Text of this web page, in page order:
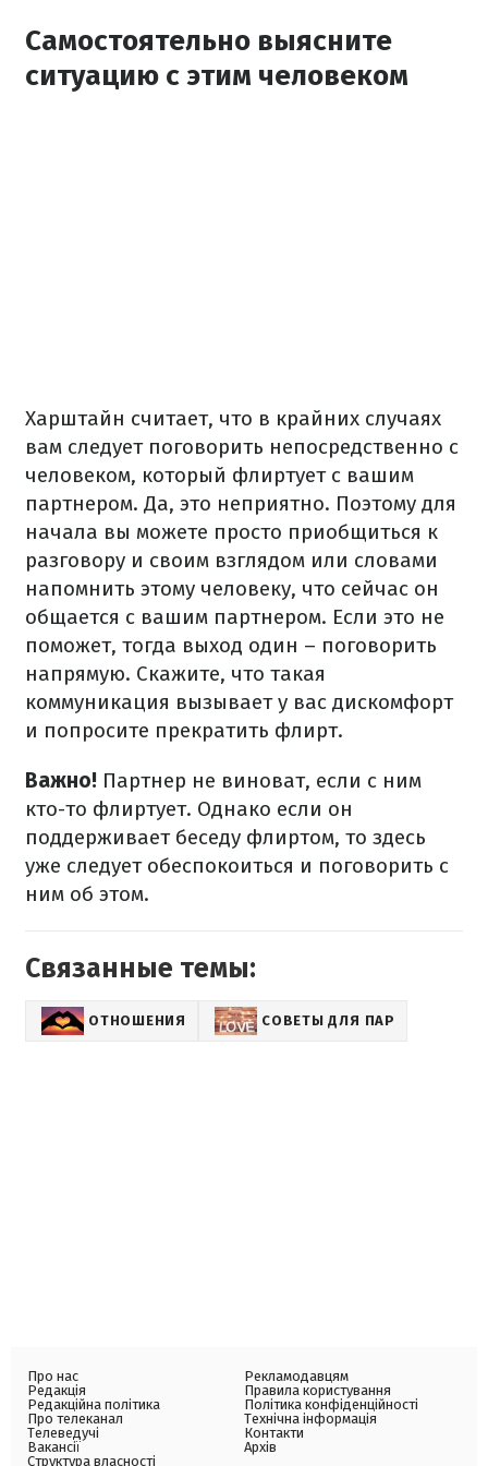
Самостоятельно выясните
ситуацию с этим человеком
Харштайн считает, что в крайних случаях
вам следует поговорить непосредственно с
человеком, который флиртует с вашим
партнером. Да, это неприятно. Поэтому для
начала вы можете просто приобщиться к
разговору и своим взглядом или словами
напомнить этому человеку, что сейчас он
общается с вашим партнером. Если это не
поможет, тогда выход один – поговорить
напрямую. Скажите, что такая
коммуникация вызывает у вас дискомфорт
и попросите прекратить флирт.
Важно! Партнер не виноват, если с ним
кто-то флиртует. Однако если он
поддерживает беседу флиртом, то здесь
уже следует обеспокоиться и поговорить с
ним об этом.
Связанные темы:
ОТНОШЕНИЯ СОВЕТЫ ДЛЯ ПАР
Про нас
Редакція
Редакційна політика
Про телеканал
Телеведучі
Вакансії
Структура власності
Рекламодавцям
Правила користування
Політика конфіденційності
Технічна інформація
Контакти
Архів